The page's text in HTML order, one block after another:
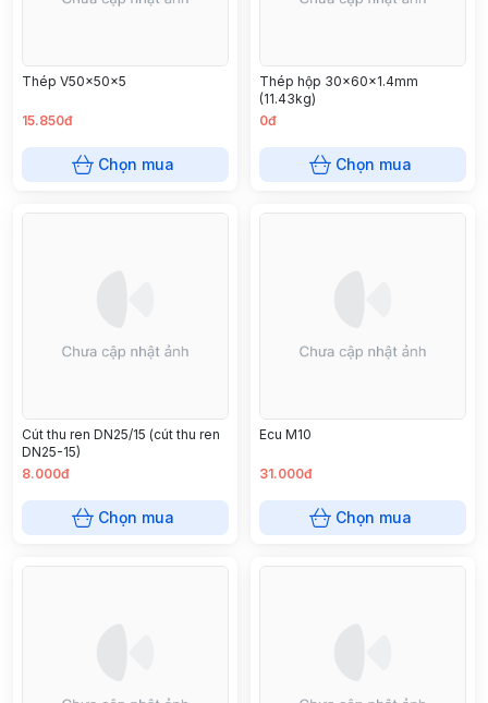
Thép V50x50x5
15.850đ
Chọn mua
Thép hộp 30x60x1.4mm
(11.43kg)
0đ
Chọn mua
Cút thu ren DN25/15 (cút thu ren
DN25-15)
8.000đ
Chọn mua
Ecu M10
31.000đ
Chọn mua